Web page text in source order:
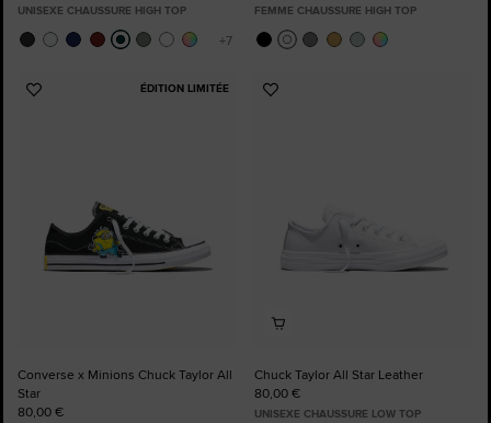
UNISEXE CHAUSSURE HIGH TOP FEMME CHAUSSURE HIGH TOP
ÉDITION LIMITÉE
Ajouter
Converse x Minions Chuck Taylor All
Star
80,00 €
Ajouter
Chuck Taylor All Star Leather
80,00 €
UNISEXE CHAUSSURE LOW TOP